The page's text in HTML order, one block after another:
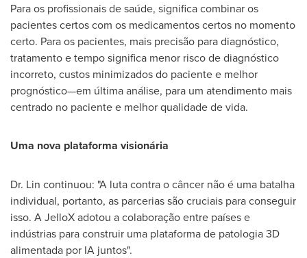
Para os profissionais de saúde, significa combinar os
pacientes certos com os medicamentos certos no momento
certo. Para os pacientes, mais precisão para diagnóstico,
tratamento e tempo significa menor risco de diagnóstico
incorreto, custos minimizados do paciente e melhor
prognóstico—em última análise, para um atendimento mais
centrado no paciente e melhor qualidade de vida.
Uma nova plataforma visionária
Dr. Lin continuou: "A luta contra o câncer não é uma batalha
individual, portanto, as parcerias são cruciais para conseguir
isso. A JelloX adotou a colaboração entre países e
indústrias para construir uma plataforma de patologia 3D
alimentada por IA juntos".